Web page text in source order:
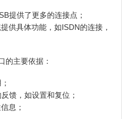
提供了更多的连接点；
供具体功能，如ISDN的连接，
的主要依据：
馈，如设置和复位；
息；